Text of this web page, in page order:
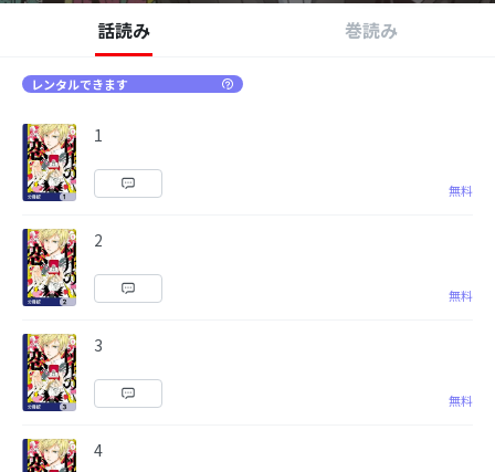
話読み 巻読み
レンタルできます
1
無料
2
無料
3
無料
4